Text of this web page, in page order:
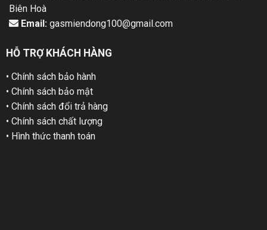
Biên Hoà
Email:gasmiendong100@gmail.com
HỖ TRỢ KHÁCH HÀNG
• Chính sách bảo hành
• Chính sách bảo mật
• Chính sách đổi trả hàng
• Chính sách chất lượng
• Hình thức thanh toán